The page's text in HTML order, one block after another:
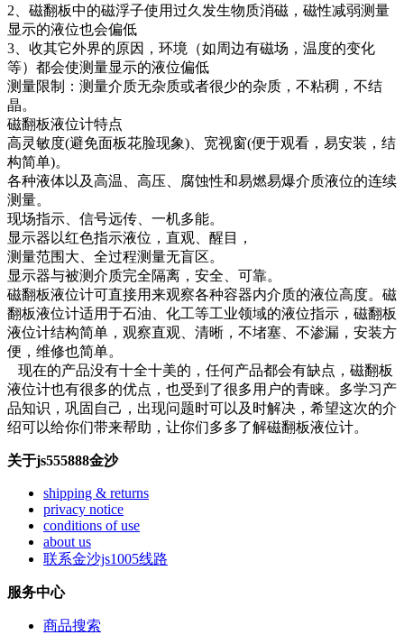
2、磁翻板中的磁浮子使用过久发生物质消磁，磁性减弱测量
显示的液位也会偏低
3、收其它外界的原因，环境（如周边有磁场，温度的变化
等）都会使测量显示的液位偏低
测量限制：测量介质无杂质或者很少的杂质，不粘稠，不结
晶。
磁翻板液位计特点
高灵敏度(避免面板花脸现象)、宽视窗(便于观看，易安装，结
构简单)。
各种液体以及高温、高压、腐蚀性和易燃易爆介质液位的连续
测量。
现场指示、信号远传、一机多能。
显示器以红色指示液位，直观、醒目，
测量范围大、全过程测量无盲区。
显示器与被测介质完全隔离，安全、可靠。
磁翻板液位计可直接用来观察各种容器内介质的液位高度。磁
翻板液位计适用于石油、化工等工业领域的液位指示，磁翻板
液位计结构简单，观察直观、清晰，不堵塞、不渗漏，安装方
便，维修也简单。
现在的产品没有十全十美的，任何产品都会有缺点，磁翻板
液位计也有很多的优点，也受到了很多用户的青睐。多学习产
品知识，巩固自己，出现问题时可以及时解决，希望这次的介
绍可以给你们带来帮助，让你们多多了解磁翻板液位计。
关于js555888金沙
shipping & returns
privacy notice
conditions of use
about us
联系金沙js1005线路
服务中心
商品搜索